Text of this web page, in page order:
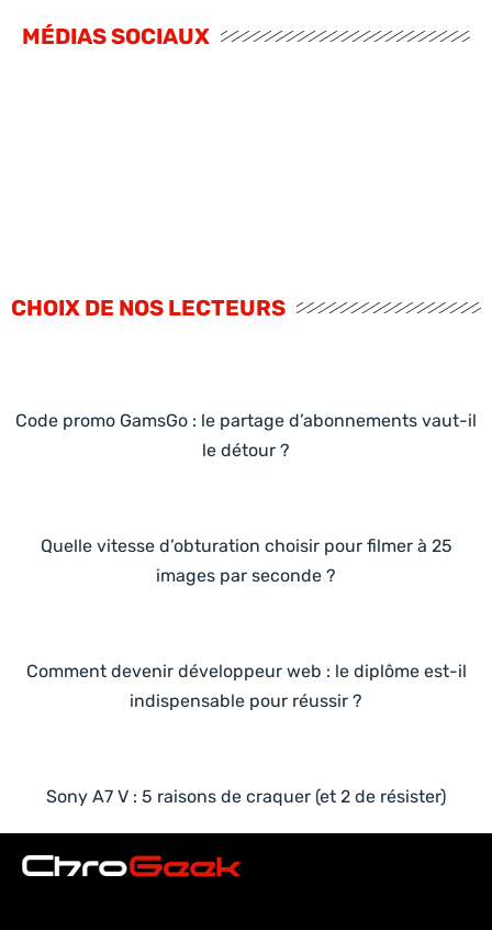
MÉDIAS SOCIAUX
CHOIX DE NOS LECTEURS
Code promo GamsGo : le partage d’abonnements vaut-il
le détour ?
Quelle vitesse d’obturation choisir pour filmer à 25
images par seconde ?
Comment devenir développeur web : le diplôme est-il
indispensable pour réussir ?
Sony A7 V : 5 raisons de craquer (et 2 de résister)